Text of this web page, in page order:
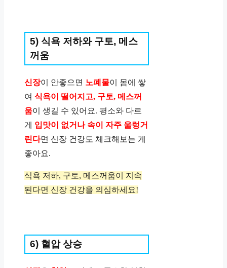
5) 식욕 저하와 구토, 메스
꺼움
신장이 안좋으면 노폐물이 몸에 쌓
여 식욕이 떨어지고, 구토, 메스꺼
움이 생길 수 있어요. 평소와 다르
게 입맛이 없거나 속이 자주 울렁거
린다면 신장 건강도 체크해보는 게
좋아요.
식욕 저하, 구토, 메스꺼움이 지속
된다면 신장 건강을 의심하세요!
6) 혈압 상승